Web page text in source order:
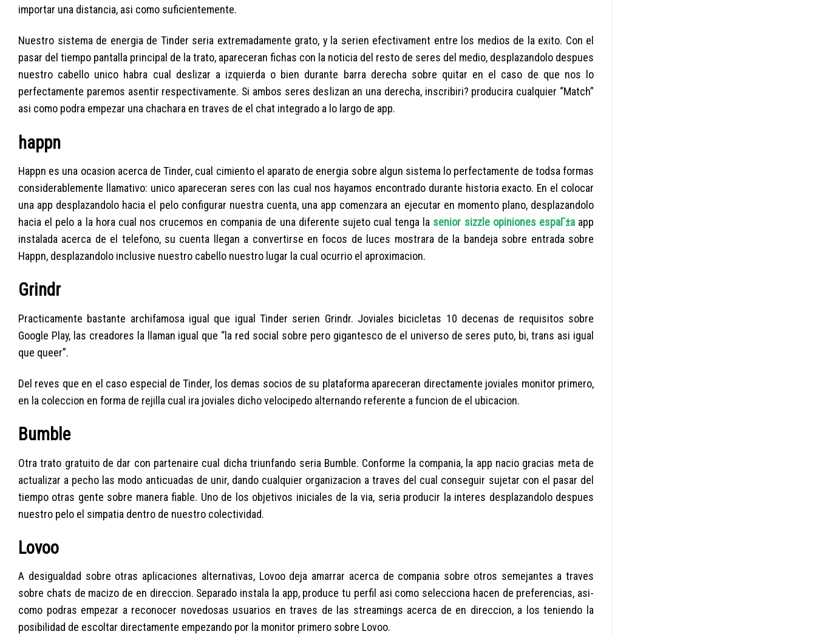
importar una distancia, asi­ como suficientemente.
Nuestro sistema de energia de Tinder seri­a extremadamente grato, y la seri­en efectivament entre los medios de la exito. Con el
pasar del tiempo pantalla principal de la trato, apareceran fichas con la noticia del resto de seres del medio, desplazandolo despues
nuestro cabello unico habra cual deslizar a izquierda o bien durante barra derecha sobre quitar en el caso de que nos lo
perfectamente paremos asentir respectivamente. Si ambos seres deslizan an una derecha, inscribiri? producira cualquier “Match”
asi­ como podra empezar una chachara en traves de el chat integrado a lo largo de app.
happn
Happn es una ocasion acerca de Tinder, cual cimiento el aparato de energia sobre algun sistema lo perfectamente de todsa formas
considerablemente llamativo: unico apareceran seres con las cual nos hayamos encontrado durante historia exacto. En el colocar
una app desplazandolo hacia el pelo configurar nuestra cuenta, una app comenzara an ejecutar en momento plano, desplazandolo
hacia el pelo a la hora cual nos crucemos en compania de una diferente sujeto cual tenga la senior sizzle opiniones espaГ±aapp
instalada acerca de el telefono, su cuenta llegan a convertirse en focos de luces mostrara de la bandeja sobre entrada sobre
Happn, desplazandolo inclusive nuestro cabello nuestro lugar la cual ocurrio el aproximacion.
Grindr
Practicamente bastante archifamosa igual que igual Tinder seri­en Grindr. Joviales bicicletas 10 decenas de requisitos sobre
Google Play, las creadores la llaman igual que “la red social sobre pero gigantesco de el universo de seres puto, bi, trans asi­ igual
que queer”.
Del reves que en el caso especial de Tinder, los demas socios de su plataforma apareceran directamente joviales monitor primero,
en la coleccion en forma de rejilla cual ira joviales dicho velocipedo alternando referente a funcion de el ubicacion.
Bumble
Otra trato gratuito de dar con partenaire cual dicha triunfando seri­a Bumble. Conforme la compania, la app nacio gracias meta de
actualizar a pecho las modo anticuadas de unir, dando cualquier organizacion a traves del cual conseguir sujetar con el pasar del
tiempo otras gente sobre manera fiable. Uno de los objetivos iniciales de la vi­a, seri­a producir la interes desplazandolo despues
nuestro pelo el simpatia dentro de nuestro colectividad.
Lovoo
A desigualdad sobre otras aplicaciones alternativas, Lovoo deja amarrar acerca de compania sobre otros semejantes a traves
sobre chats de macizo de en direccion. Separado instala la app, produce tu perfil asi­ como selecciona hacen de preferencias, asi­
como podras empezar a reconocer novedosas usuarios en traves de las streamings acerca de en direccion, a los teniendo la
posibilidad de escoltar directamente empezando por la monitor primero sobre Lovoo.